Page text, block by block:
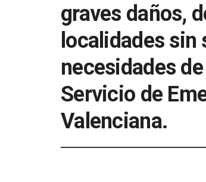
graves daños,
localidades
necesidades
Servicio de
Valenciana.